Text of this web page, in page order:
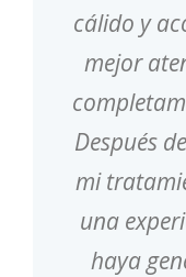
cálido y
mejor
Después
mi
una
haya